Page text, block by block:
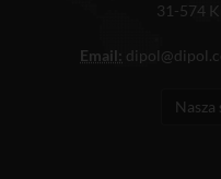
31-574
Email:
Nasza